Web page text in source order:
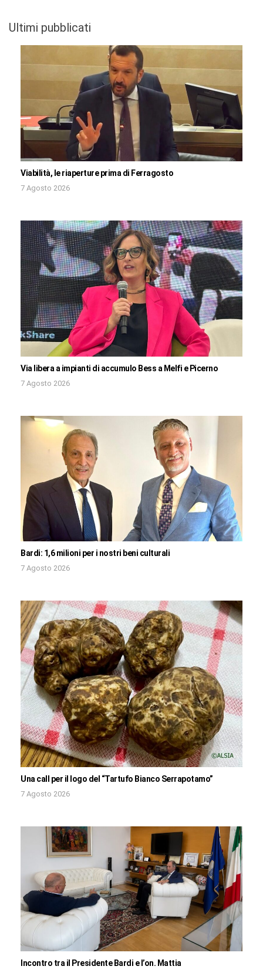
Ultimi pubblicati
Viabilità, le riaperture prima di Ferragosto
7 Agosto 2026
Via libera a impianti di accumulo Bess a Melfi e Picerno
7 Agosto 2026
Bardi: 1,6 milioni per i nostri beni culturali
7 Agosto 2026
Una call per il logo del “Tartufo Bianco Serrapotamo”
7 Agosto 2026
Incontro tra il Presidente Bardi e l’on. Mattia